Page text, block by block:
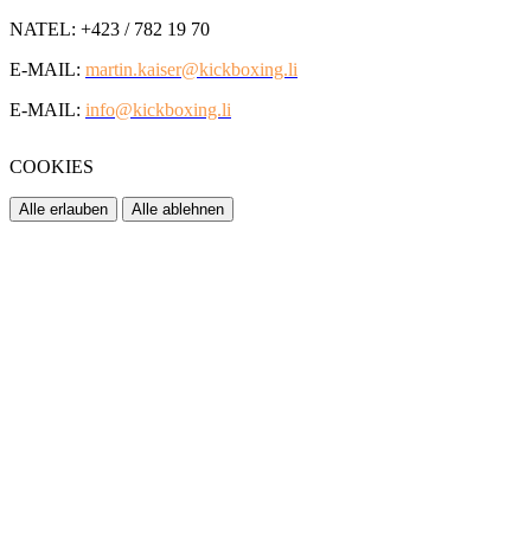
NATEL: +423 / 782 19 70
E-MAIL: martin.kaiser@kickboxing.li
E-MAIL: info@kickboxing.li
COOKIES
Alle erlauben Alle ablehnen